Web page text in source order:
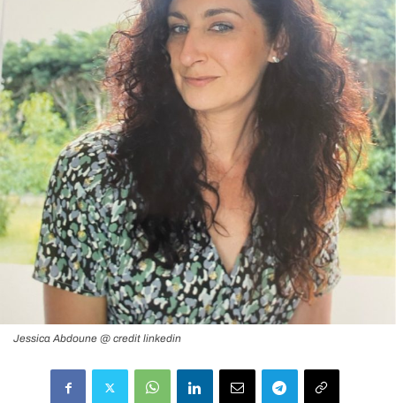
Jessica Abdoune @ credit linkedin